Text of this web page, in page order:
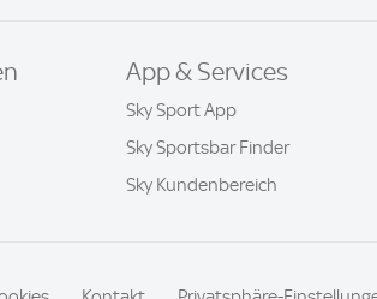
App & Services
Sky Sport App
Sky Sportsbar Finder
Sky Kundenbereich